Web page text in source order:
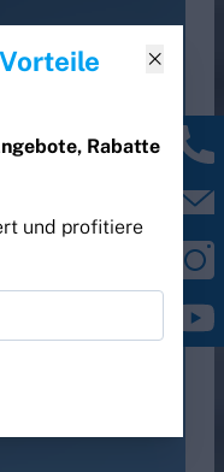
Rabatte
und profitiere
